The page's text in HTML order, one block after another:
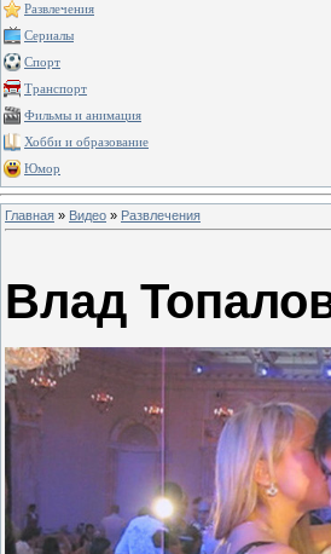
Развлечения
Сериалы
Спорт
Транспорт
Фильмы и анимация
Хобби и образование
Юмор
Главная » Видео » Развлечения
Влад